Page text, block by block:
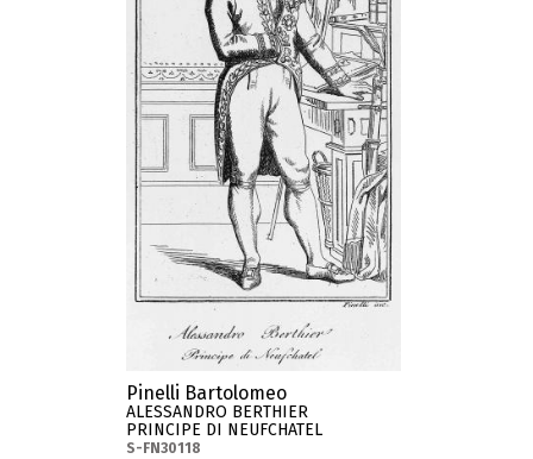
Pinelli Bartolomeo
ALESSANDRO BERTHIER
PRINCIPE DI NEUFCHATEL
S-FN30118